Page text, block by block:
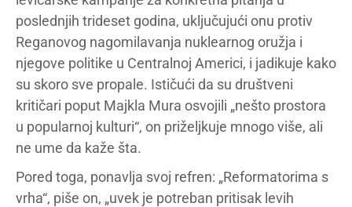
poslednjih trideset godina, uključujući onu protiv
Reganovog nagomilavanja nuklearnog oružja i
njegove politike u Centralnoj Americi, i jadikuje kako
su skoro sve propale. Ističući da su društveni
kritičari poput Majkla Mura osvojili „nešto prostora
u popularnoj kulturi“, on priželjkuje mnogo više, ali
ne ume da kaže šta.
Pored toga, ponavlja svoj refren: „Reformatorima s
vrha“, piše on, „uvek je potreban pritisak levih